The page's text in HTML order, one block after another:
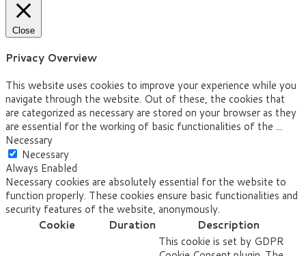
Close
Privacy Overview
This website uses cookies to improve your experience while you
navigate through the website. Out of these, the cookies that
are categorized as necessary are stored on your browser as they
are essential for the working of basic functionalities of the ...
Necessary
Necessary
Always Enabled
Necessary cookies are absolutely essential for the website to
function properly. These cookies ensure basic functionalities and
security features of the website, anonymously.
Cookie
Duration Description
This cookie is set by GDPR